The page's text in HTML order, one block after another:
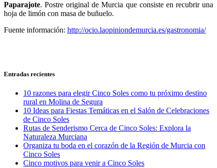
Paparajote. Postre original de Murcia que consiste en recubrir una
hoja de limón con masa de buñuelo.
Fuente información: http://ocio.laopiniondemurcia.es/gastronomia/
Entradas recientes
10 razones para elegir Cinco Soles como tu próximo destino
rural en Molina de Segura
10 Ideas para Fiestas Temáticas en el Salón de Celebraciones
de Cinco Soles
Rutas de Senderismo Cerca de Cinco Soles: Explora la
Naturaleza Murciana
Organiza tu boda en el corazón de la Región de Murcia con
Cinco Soles
Cinco motivos para venir a Cinco Soles